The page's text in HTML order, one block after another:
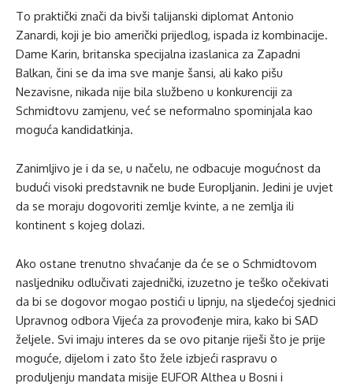
To praktički znači da bivši talijanski diplomat Antonio
Zanardi, koji je bio američki prijedlog, ispada iz kombinacije.
Dame Karin, britanska specijalna izaslanica za Zapadni
Balkan, čini se da ima sve manje šansi, ali kako pišu
Nezavisne, nikada nije bila službeno u konkurenciji za
Schmidtovu zamjenu, već se neformalno spominjala kao
moguća kandidatkinja.
Zanimljivo je i da se, u načelu, ne odbacuje mogućnost da
budući visoki predstavnik ne bude Europljanin. Jedini je uvjet
da se moraju dogovoriti zemlje kvinte, a ne zemlja ili
kontinent s kojeg dolazi.
Ako ostane trenutno shvaćanje da će se o Schmidtovom
nasljedniku odlučivati ​​zajednički, izuzetno je teško očekivati ​​
da bi se dogovor mogao postići u lipnju, na sljedećoj sjednici
Upravnog odbora Vijeća za provođenje mira, kako bi SAD
željele. Svi imaju interes da se ovo pitanje riješi što je prije
moguće, dijelom i zato što žele izbjeći raspravu o
produljenju mandata misije EUFOR Althea u Bosni i